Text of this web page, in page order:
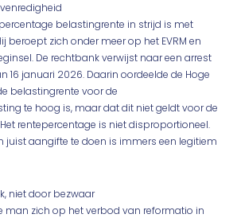
belastingrente in strijd is met
beroept zich onder meer op het EVRM en
De rechtbank verwijst naar een arrest
16 januari 2026. Daarin oordeelde de Hoge
belastingrente voor de
te hoog is, maar dat dit niet geldt voor de
rentepercentage is niet disproportioneel.
juist aangifte te doen is immers een legitiem
niet door bezwaar
man zich op het verbod van reformatio in